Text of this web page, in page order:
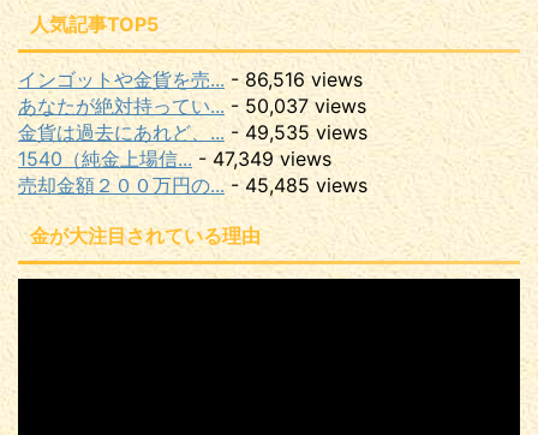
人気記事TOP5
インゴットや金貨を売... - 86,516 views
あなたが絶対持ってい... - 50,037 views
金貨は過去にあれど、... - 49,535 views
1540（純金上場信... - 47,349 views
売却金額２００万円の... - 45,485 views
金が大注目されている理由